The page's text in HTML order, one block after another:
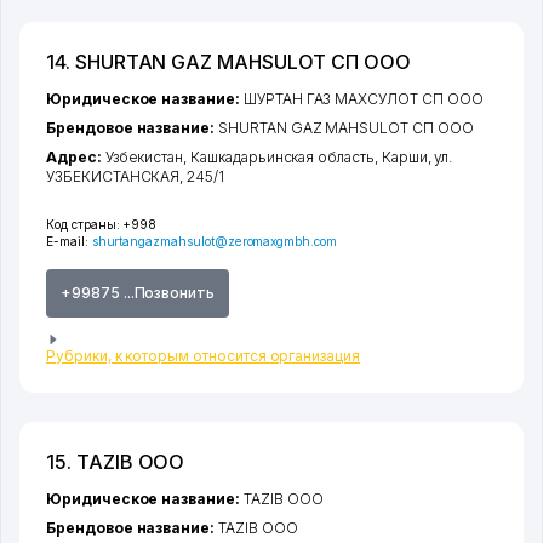
14. SHURTAN GAZ MAHSULOT СП ООО
Код страны: +998
E-mail: shurtangazmahsulot@zeromaxgmbh.com
+99875 ...Позвонить
Рубрики, к которым относится организация
Юридическое название: ШУРТАН ГАЗ МАХСУЛОТ СП ООО
Брендовое название: SHURTAN GAZ MAHSULOT СП ООО
Адрес: Узбекистан, Кашкадарьинская область, Карши,ул.
УЗБЕКИСТАНСКАЯ, 245/1
15. TAZIB ООО
Юридическое название: TAZIB ООО
Брендовое название: TAZIB ООО